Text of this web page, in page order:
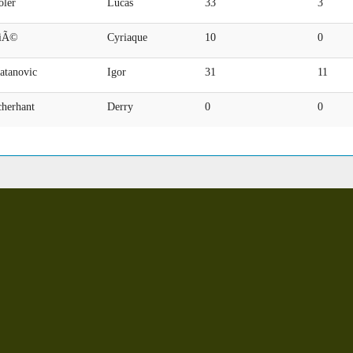
Lucas 33 3
Cyriaque 10 0
Igor 31 11
Derry 0 0